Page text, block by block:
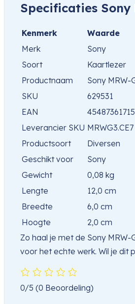
Specificaties Sony
Kenmerk
Waarde
Merk
Sony
Soort
Kaartlezer
Productnaam
Sony MRW-
SKU
629531
EAN
Leverancier SKU MRWG3.CE7
Productsoort
Diversen
Geschikt voor
Sony
Gewicht
0,08 kg
Lengte
12,0 cm
Breedte
6,0 cm
Hoogte
2,0 cm
Zo haal je met de Sony
voor het echte werk. Wil je dit
0/5 (0 Beoordeling)